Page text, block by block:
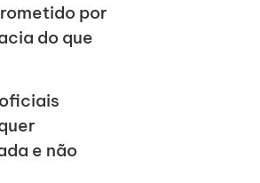
por
do que
e não